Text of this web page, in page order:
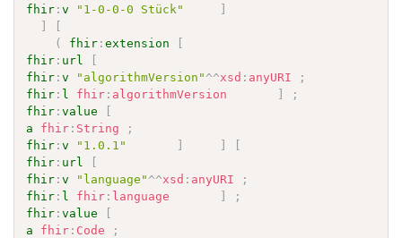
fhir :v "1-0-0-0 Stück"
(
fhir :extension
fhir : url
fhir :v "algorithmVersion" ^^xsd : anyURI
;
fhir : l fhir : algorithmVersion
;
fhir :value
a
fhir : String
;
fhir :v "1.0.1"
fhir : url
fhir :v "language" ^^xsd : anyURI
;
fhir : l fhir : language
;
fhir :value
a
fhir : Code
;